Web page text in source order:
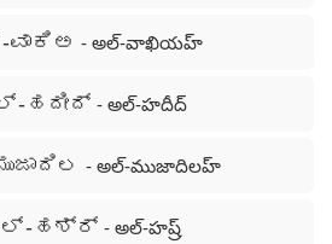
ವಾಕಿಅ - అల్-వాఖియహ్
-ಹದೀದ್ - అల్-హదీద్
- అల్-ముజాదిలహ్
-ಹಶ್ರ್ - అల్-హష్ర్